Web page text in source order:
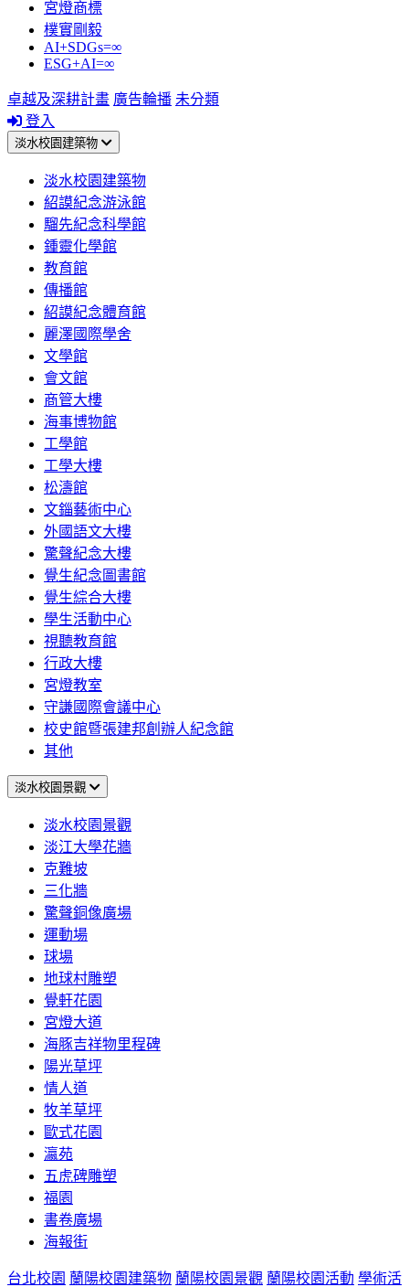
宮燈商標
樸實剛毅
AI+SDGs=∞
ESG+AI=∞
卓越及深耕計畫 廣告輪播 未分類
登入
淡水校園建築物
淡水校園建築物
紹謨紀念游泳館
騮先紀念科學館
鍾靈化學館
教育館
傳播館
紹謨紀念體育館
麗澤國際學舍
文學館
會文館
商管大樓
海事博物館
工學館
工學大樓
松濤館
文錙藝術中心
外國語文大樓
驚聲紀念大樓
覺生紀念圖書館
覺生綜合大樓
學生活動中心
視聽教育館
行政大樓
宮燈教室
守謙國際會議中心
校史館暨張建邦創辦人紀念館
其他
淡水校園景觀
淡水校園景觀
淡江大學花牆
克難坡
三化牆
驚聲銅像廣場
運動場
球場
地球村雕塑
覺軒花園
宮燈大道
海豚吉祥物里程碑
陽光草坪
情人道
牧羊草坪
歐式花園
瀛苑
五虎碑雕塑
福園
書卷廣場
海報街
台北校園 蘭陽校園建築物 蘭陽校園景觀 蘭陽校園活動 學術活